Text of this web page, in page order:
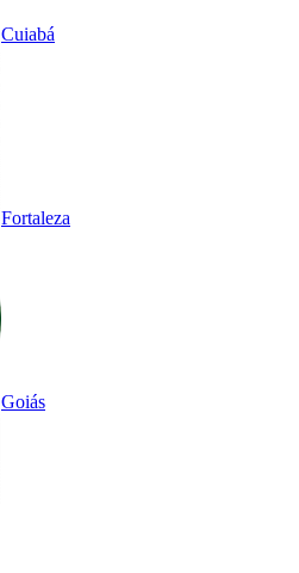
Cuiabá
Fortaleza
Goiás